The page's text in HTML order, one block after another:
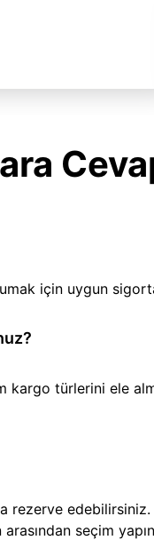
için uygun
türlerini ele
seçim